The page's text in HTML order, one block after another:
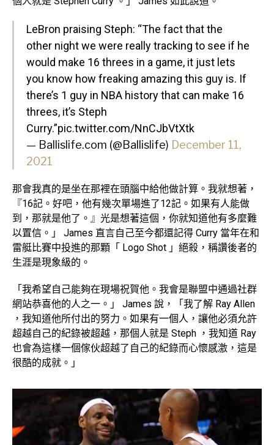
LeBron praising Steph: “The fact that the
other night we were really tracking to see if he
would make 16 threes in a game, it just lets
you know how freaking amazing this guy is. If
there’s 1 guy in NBA history that can make 16
threes, it’s Steph
Curry.”pic.twitter.com/NnCJbVtXtk
— Ballislife.com (@Ballislife) December 11,
2021
那會我真的是坐在那裡在頭腦中給他做計算。我就想著，
『16記。好吧，他有幾次單場進了12記。如果有人能做
到，那就是他了。』光是想著這個，你就知道他有多麼難
以置信。」 James 直言自己至今都還記得 Curry 當年在和
雷艇比賽中投進的那顆「 Logo Shot 」絕殺，稱讚後者的
生涯是現象級的。
「我希望自己能夠在現場祝賀他。我會是聯盟中通過社群
網站恭喜他的人之一。」 James 說，「我了解 Ray Allen
，我知道他所付出的努力。如果有一個人，讓他必須允許
超越自己的紀錄被超越，那個人就是 Steph ，我知道 Ray
也會為這樣一個傢伙超越了自己的紀錄而心懷感激，這是
很酷的成就。」